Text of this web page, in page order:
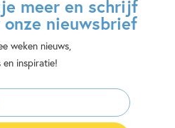
meer en schrijf
nieuwsbrief
weken nieuws,
inspiratie!